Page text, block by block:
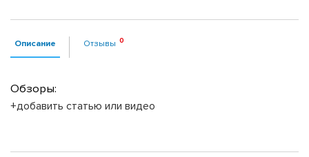
Описание Отзывы
Обзоры:
+добавить статью или видео